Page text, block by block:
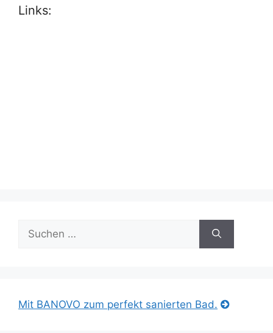
Links:
nach:
Mit BANOVO zum perfekt sanierten Bad.